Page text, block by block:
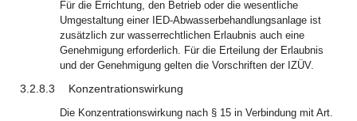
Für die Errichtung, den Betrieb oder die wesentliche
Umgestaltung einer IED-Abwasserbehandlungsanlage ist
zusätzlich zur wasserrechtlichen Erlaubnis auch eine
Genehmigung erforderlich. Für die Erteilung der Erlaubnis
und der Genehmigung gelten die Vorschriften der IZÜV.
3.2.8.3 Konzentrationswirkung
Die Konzentrationswirkung nach § 15 in Verbindung mit Art.